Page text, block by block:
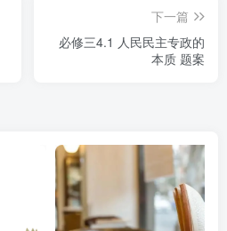
最广泛的民主 B．社会主义民
、广泛、有机衔接的人民当家作主
畅通、有序的民主渠道。这主要
下一篇
必修三4.1 人民民主专政的
本质 题案